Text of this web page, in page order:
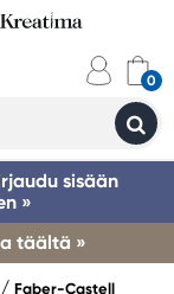
sisään
»
täältä »
Faber-Castell